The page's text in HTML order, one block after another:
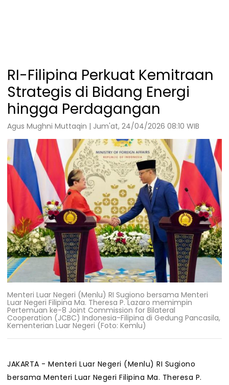
RI-Filipina Perkuat Kemitraan
Strategis di Bidang Energi
hingga Perdagangan
Agus Mughni Muttaqin | Jum'at, 24/04/2026 08:10 WIB
Menteri Luar Negeri (Menlu) RI Sugiono bersama Menteri
Luar Negeri Filipina Ma. Theresa P. Lazaro memimpin
Pertemuan ke-8 Joint Commission for Bilateral
Cooperation (JCBC) Indonesia-Filipina di Gedung Pancasila,
Kementerian Luar Negeri (Foto: Kemlu)
JAKARTA - Menteri Luar Negeri (Menlu) RI Sugiono
bersama Menteri Luar Negeri Filipina Ma. Theresa P.